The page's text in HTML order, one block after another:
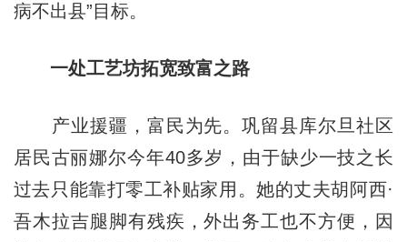
病不出县”目标。
一处工艺坊拓宽致富之路
产业援疆，富民为先。巩留县库尔旦社区
居民古丽娜尔今年40多岁，由于缺少一技之长
过去只能靠打零工补贴家用。她的丈夫胡阿西·
吾木拉吉腿脚有残疾，外出务工也不方便，因